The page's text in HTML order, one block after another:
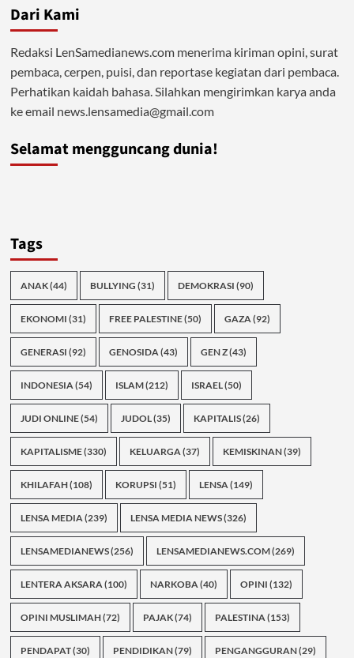
Rakyat
Dari Kami
Redaksi LenSamedianews.com menerima kiriman opini, surat
pembaca, cerpen, puisi, dan reportase kegiatan dari pembaca.
Perhatikan kaidah bahasa. Silahkan mengirimkan karya anda
ke email news.lensamedia@gmail.com
Selamat mengguncang dunia!
Tags
ANAK(44) BULLYING (31) DEMOKRASI (90)
EKONOMI (31) FREE PALESTINE(50) GAZA(92)
GENERASI (92) GENOSIDA(43) GEN Z(43)
INDONESIA(54) ISLAM(212) ISRAEL(50)
JUDI ONLINE(54) JUDOL(35) KAPITALIS(26)
KAPITALISME(330) KELUARGA(37) KEMISKINAN(39)
KHILAFAH(108) KORUPSI (51) LENSA(149)
LENSA MEDIA(239) LENSA MEDIA NEWS(326)
LENSAMEDIANEWS(256) LENSAMEDIANEWS.COM(269)
LENTERA AKSARA(100) NARKOBA(40) OPINI (132)
OPINI MUSLIMAH(72) PAJAK(74) PALESTINA(153)
PENDAPAT(30) PENDIDIKAN(79) PENGANGGURAN(29)